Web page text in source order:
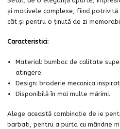
și motivele complexe, fiind
cât și pentru o ținută de zi
Caracteristici:
Material: bumbac de calitate
atingere.
Design: broderie mecanica
Disponibilă în mai multe mărimi.
Alege această combinație de ie
barbati, pentru a purta cu mândrie